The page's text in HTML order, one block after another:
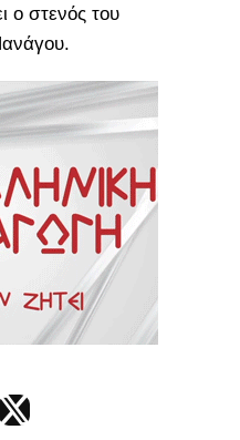
ο στενός του